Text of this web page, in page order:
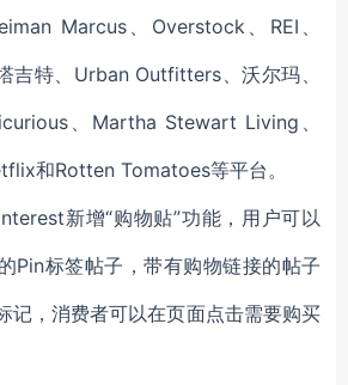
Marcus、Overstock、REI、
吉特、Urban Outfitters、沃尔玛、
、Martha Stewart Living、
和Rotten Tomatoes等平台。
新增“购物贴”功能，用户可以
Pin标签帖子，带有购物链接的帖子
记，消费者可以在页面点击需要购买